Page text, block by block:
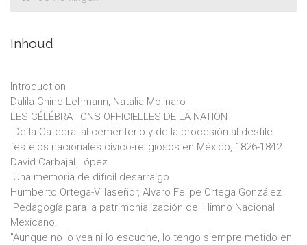
Inhoud
Introduction
Dalila Chine Lehmann, Natalia Molinaro
LES CÉLÉBRATIONS OFFICIELLES DE LA NATION
 De la Catedral al cementerio y de la procesión al desfile:
festejos nacionales cívico-religiosos en México, 1826-1842
David Carbajal López
 Una memoria de difícil desarraigo
Humberto Ortega-Villaseñor, Alvaro Felipe Ortega González
 Pedagogía para la patrimonialización del Himno Nacional
Mexicano.
"Aunque no lo vea ni lo escuche, lo tengo siempre metido en